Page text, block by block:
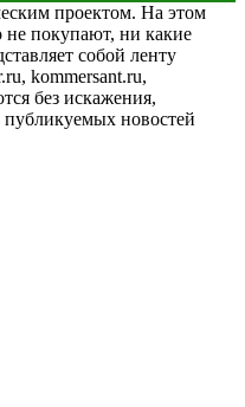
проектом. На этом
не покупают, ни какие
собой ленту
kommersant.ru,
без искажения,
публикуемых новостей